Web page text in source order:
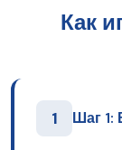
Как
1 Шаг 1: